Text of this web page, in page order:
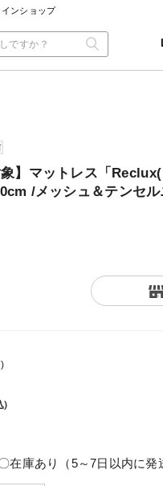
ンショップ
象】マットレス「
/メッシュ＆テンセ
)
在庫あり（5～7日以内に発